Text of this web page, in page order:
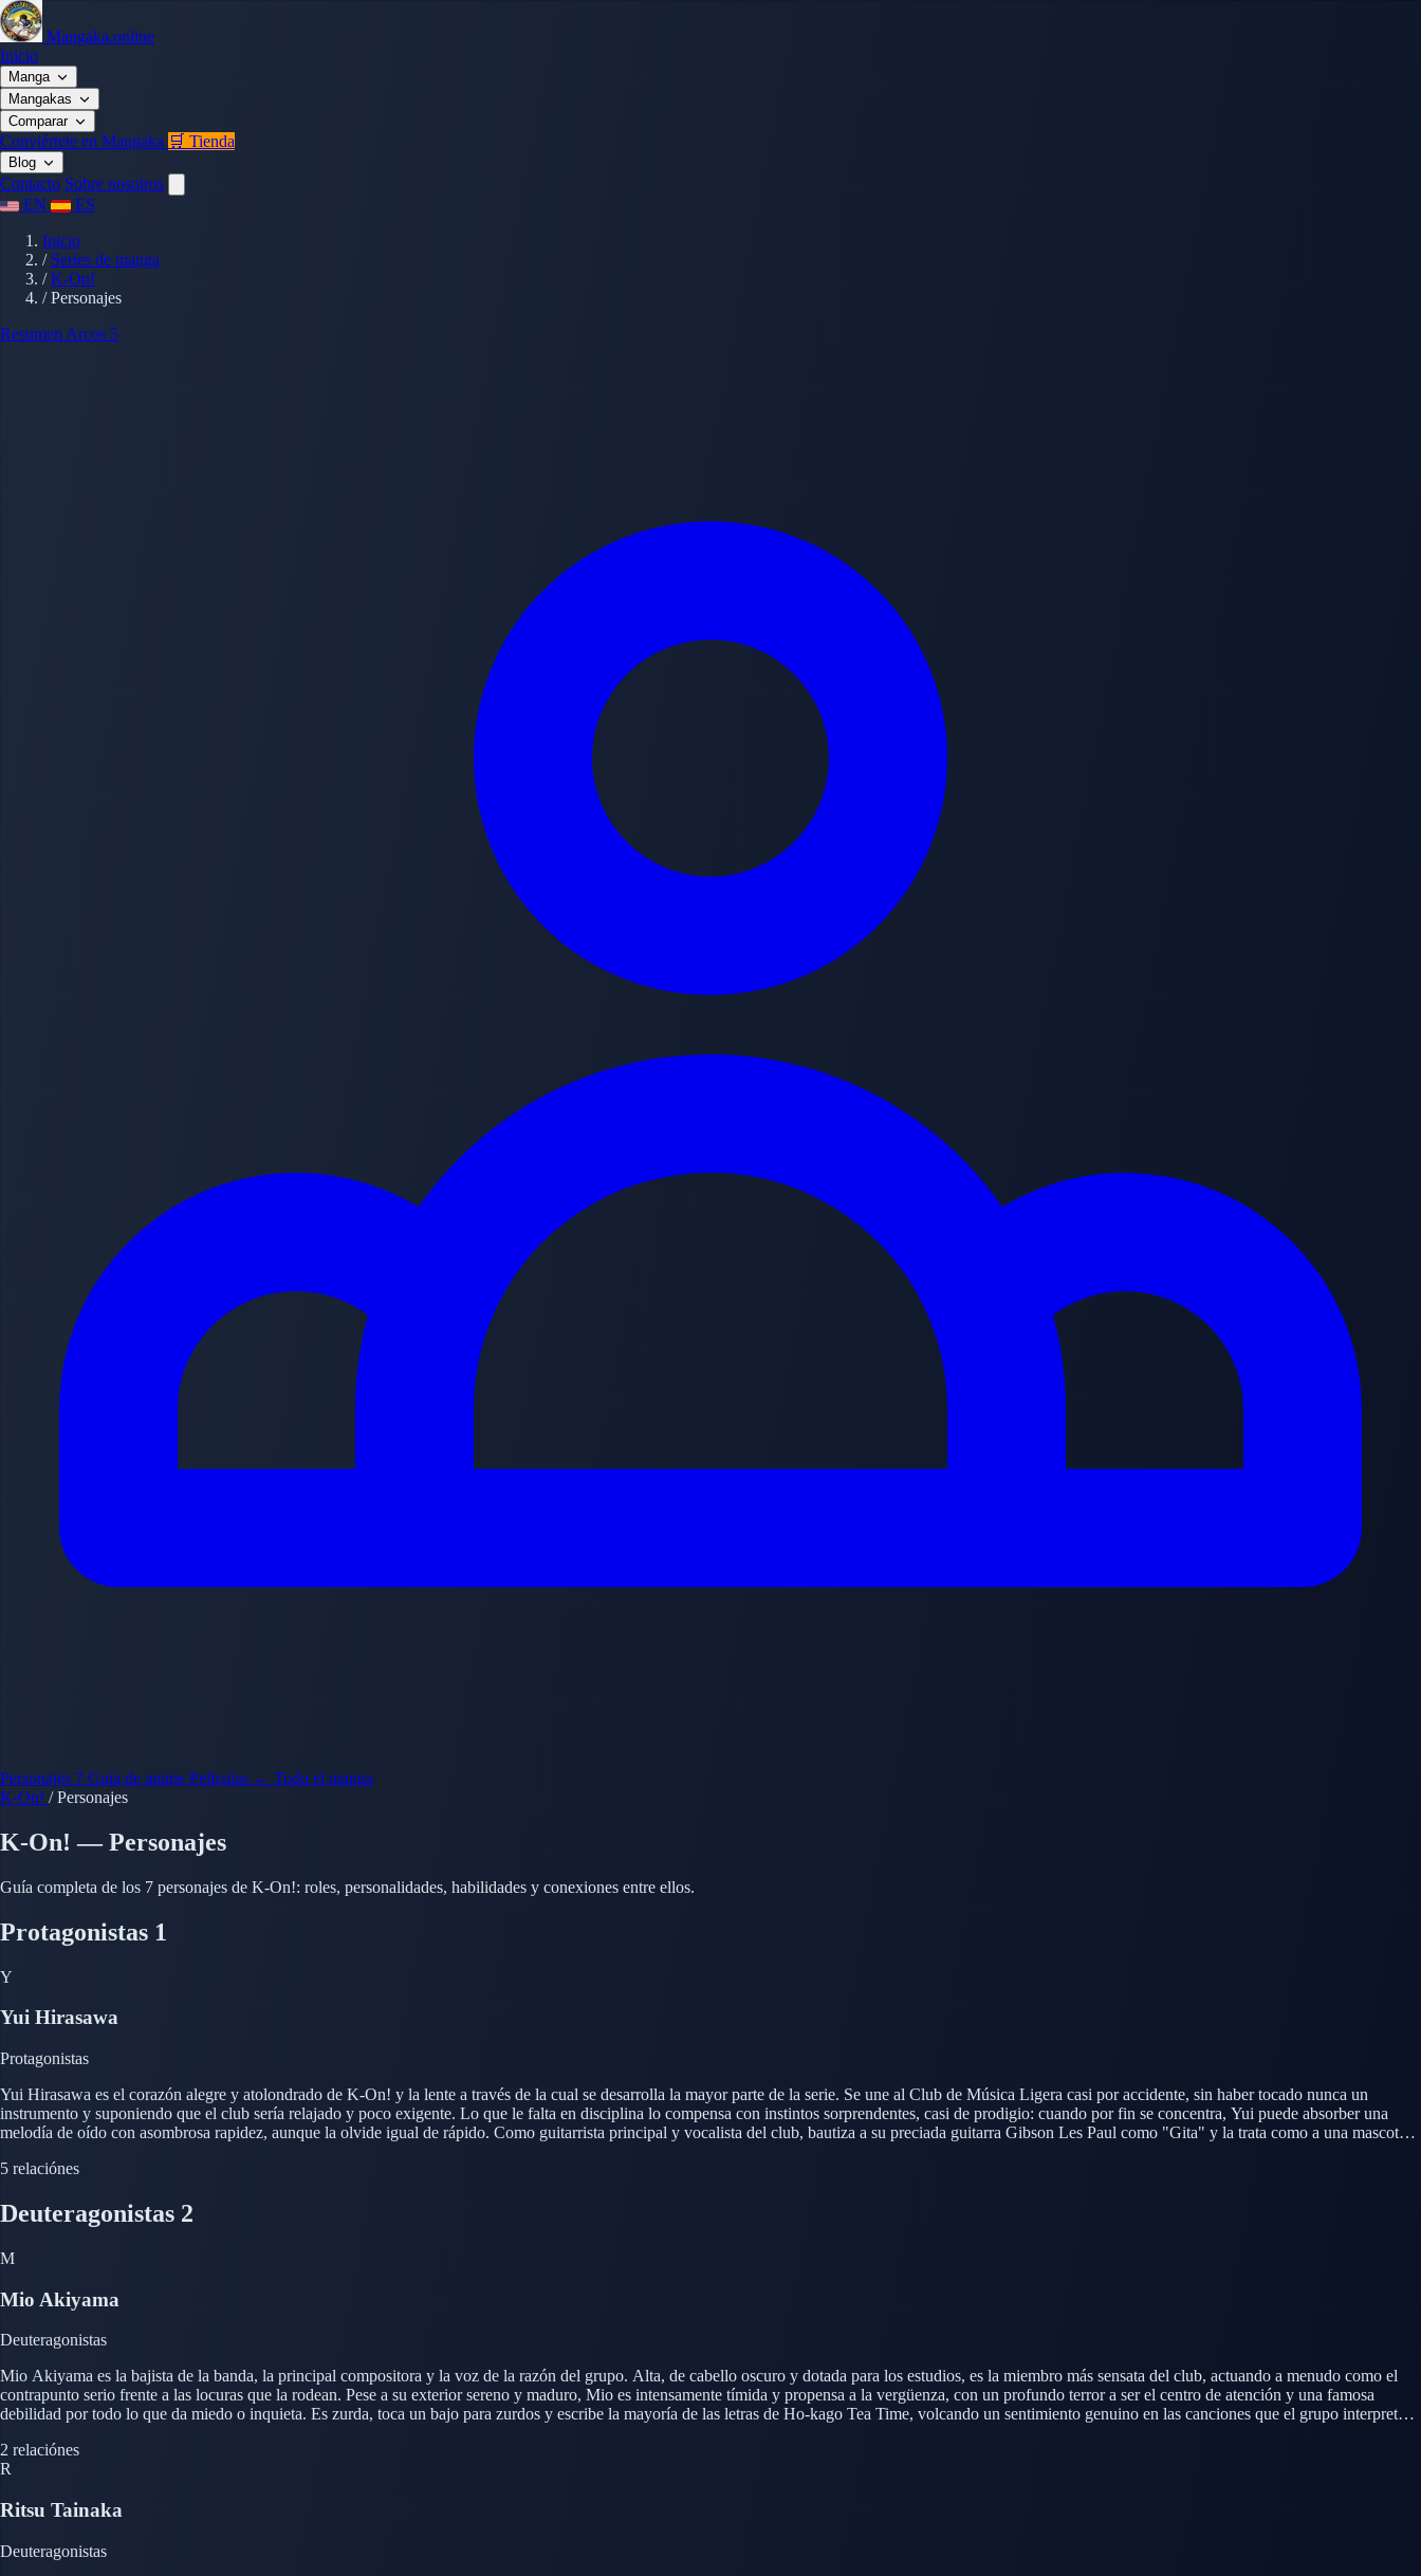
Mangaka.online
Inicio
Manga
Mangakas
Comparar
Conviértete en Mangaka 🛒 Tienda
Blog
Contacto Sobre nosotros
EN
ES
Inicio
/ Series de manga
/ K-On!
/ Personajes
Resumen Arcos 5
Personajes 7 Guía de anime Películas ← Todo el manga
K-On! / Personajes
K-On! — Personajes
Guía completa de los 7 personajes de K-On!: roles, personalidades, habilidades y conexiones entre ellos.
Protagonistas 1
Y
Yui Hirasawa
Protagonistas
Yui Hirasawa es el corazón alegre y atolondrado de K-On! y la lente a través de la cual se desarrolla la mayor parte de la serie. Se une al Club de Música Ligera casi por accidente, sin haber tocado nunca un
instrumento y suponiendo que el club sería relajado y poco exigente. Lo que le falta en disciplina lo compensa con instintos sorprendentes, casi de prodigio: cuando por fin se concentra, Yui puede absorber una
melodía de oído con asombrosa rapidez, aunque la olvide igual de rápido. Como guitarrista principal y vocalista del club, bautiza a su preciada guitarra Gibson Les Paul como "Gita" y la trata como a una mascota
obsesión empalagosa con la más joven Azusa, impulsa gran parte de la calidez y el humor del manga.
5 relaciónes
Deuteragonistas 2
M
Mio Akiyama
Deuteragonistas
Mio Akiyama es la bajista de la banda, la principal compositora y la voz de la razón del grupo. Alta, de cabello oscuro y dotada para los estudios, es la miembro más sensata del club, actuando a menudo como el
contrapunto serio frente a las locuras que la rodean. Pese a su exterior sereno y maduro, Mio es intensamente tímida y propensa a la vergüenza, con un profundo terror a ser el centro de atención y una famosa
debilidad por todo lo que da miedo o inquieta. Es zurda, toca un bajo para zurdos y escribe la mayoría de las letras de Ho-kago Tea Time, volcando un sentimiento genuino en las canciones que el grupo interpreta.
2 relaciónes
R
Ritsu Tainaka
Deuteragonistas